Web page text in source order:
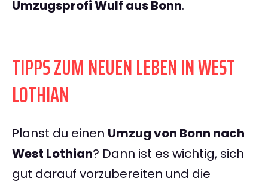
Umzugsprofi Wulf aus Bonn.
TIPPS ZUM NEUEN LEBEN IN WEST
LOTHIAN
Planst du einen Umzug von Bonn nach
West Lothian? Dann ist es wichtig, sich
gut darauf vorzubereiten und die